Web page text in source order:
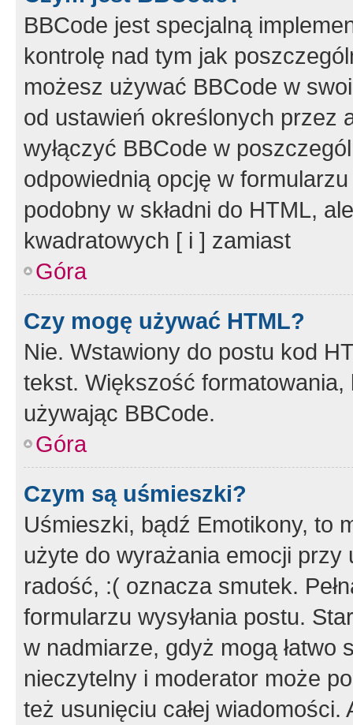
BBCode jest specjalną
kontrolę nad tym jak
możesz używać BBCode w
od ustawień określonych przez
wyłączyć BBCode w
odpowiednią opcję w
podobny w składni do HTML,
kwadratowych [ i ] zamiast
Góra
Czy mogę używać HTML?
Nie. Wstawiony do postu kod
tekst. Większość
używając BBCode.
Góra
Czym są uśmieszki?
Uśmieszki, bądź Emotikony, to
użyte do wyrażania emocji
radość, :( oznacza smutek.
formularzu wysyłania postu.
w nadmiarze, gdyż mogą
nieczytelny i moderator może
też usunięciu całej